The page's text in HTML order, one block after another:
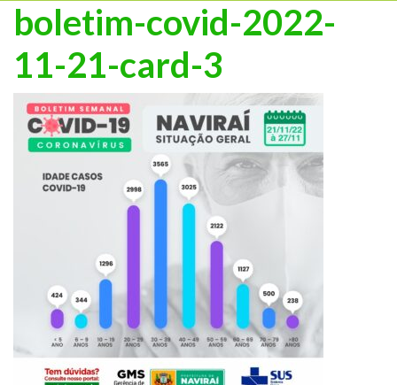
boletim-covid-2022-
11-21-card-3